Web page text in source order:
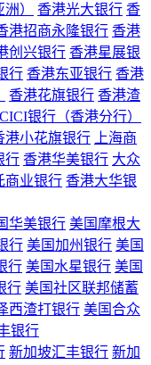
） 香港光大银行 香
港招商永隆银行 香港
创兴银行 香港星展银
行 香港东亚银行 香港
香港花旗银行 香港渣
银行（香港分行）
港小花旗银行
上海商
行 香港华美银行 大众
商业银行 香港大华银
华美银行 美国摩根大
行 美国加州银行 美国
行 美国水星银行 美国
行 美国社区联邦储蓄
西渣打银行 美国合众
银行
新加坡汇丰银行 新加